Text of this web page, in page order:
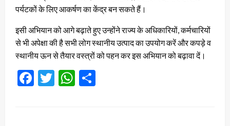
पर्यटकों के लिए आकर्षण का केंद्र बन सकते हैं।
इसी अभियान को आगे बढ़ाते हुए उन्होंने राज्य के अधिकारियों, कर्मचारियों
से भी अपेक्षा की है सभी लोग स्थानीय उत्पाद का उपयोग करें और कपड़े व
स्थानीय ऊन से तैयार वस्त्रों को पहन कर इस अभियान को बढ़ावा दें।
Facebook
TwitterWhatsApp